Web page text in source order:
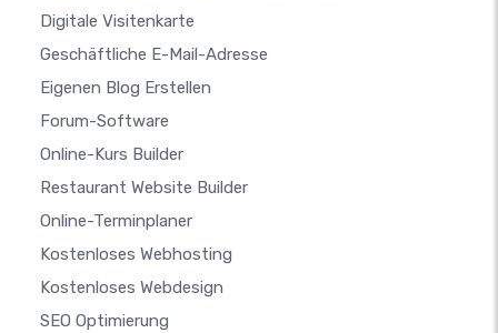
Digitale Visitenkarte
Geschäftliche E-Mail-Adresse
Eigenen Blog Erstellen
Forum-Software
Online-Kurs Builder
Restaurant Website Builder
Online-Terminplaner
Kostenloses Webhosting
Kostenloses Webdesign
SEO Optimierung